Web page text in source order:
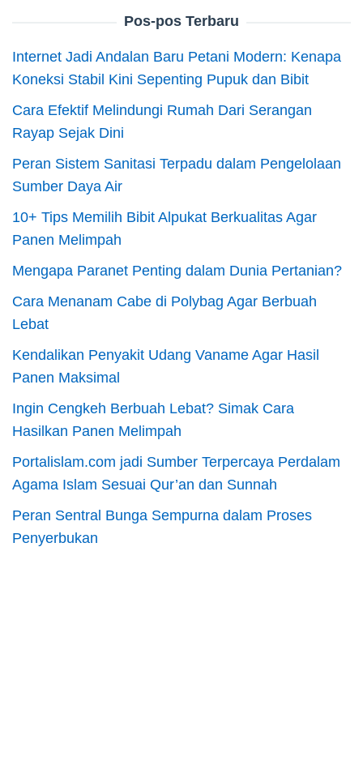
Pos-pos Terbaru
Internet Jadi Andalan Baru Petani Modern: Kenapa
Koneksi Stabil Kini Sepenting Pupuk dan Bibit
Cara Efektif Melindungi Rumah Dari Serangan
Rayap Sejak Dini
Peran Sistem Sanitasi Terpadu dalam Pengelolaan
Sumber Daya Air
10+ Tips Memilih Bibit Alpukat Berkualitas Agar
Panen Melimpah
Mengapa Paranet Penting dalam Dunia Pertanian?
Cara Menanam Cabe di Polybag Agar Berbuah
Lebat
Kendalikan Penyakit Udang Vaname Agar Hasil
Panen Maksimal
Ingin Cengkeh Berbuah Lebat? Simak Cara
Hasilkan Panen Melimpah
Portalislam.com jadi Sumber Terpercaya Perdalam
Agama Islam Sesuai Qur’an dan Sunnah
Peran Sentral Bunga Sempurna dalam Proses
Penyerbukan